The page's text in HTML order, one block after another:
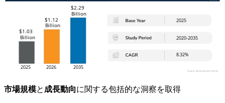
市場規模と成長動向に関する包括的な洞察を取得